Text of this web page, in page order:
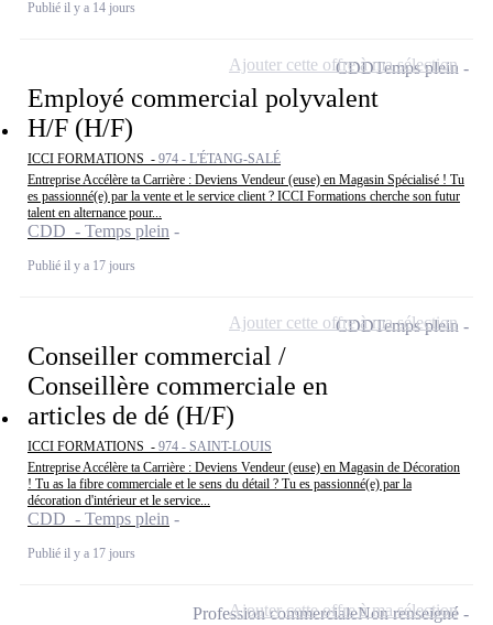
Publié il y a 14 jours
Employé commercial polyvalent
H/F (H/F)
ICCI FORMATIONS - 974 - L'ÉTANG-SALÉ
Entreprise Accélère ta Carrière : Deviens Vendeur (euse) en Magasin Spécialisé ! Tu
es passionné(e) par la vente et le service client ? ICCI Formations cherche son futur
talent en alternance pour...
CDD - Temps plein
Publié il y a 17 jours
CDDTemps plein
Ajouter cette offre à ma sélection
Conseiller commercial /
Conseillère commerciale en
articles de dé (H/F)
ICCI FORMATIONS - 974 - SAINT-LOUIS
Entreprise Accélère ta Carrière : Deviens Vendeur (euse) en Magasin de Décoration
! Tu as la fibre commerciale et le sens du détail ? Tu es passionné(e) par la
décoration d'intérieur et le service...
CDD - Temps plein
Publié il y a 17 jours
CDDTemps plein
Ajouter cette offre à ma sélection
Profession commercialeNon renseigné
Ajouter cette offre à ma sélection